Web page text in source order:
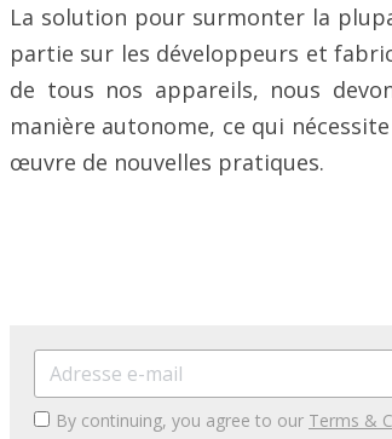
La solution pour surmonter la
partie sur les développeurs et
de tous nos appareils, nous
manière autonome, ce qui
œuvre de nouvelles pratiques.
By continuing, you agree to our Terms &